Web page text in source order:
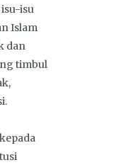
isu
Islam
dan
timbul